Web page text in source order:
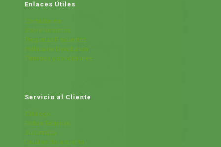
Enlaces Útiles
Contáctanos
Sobre Nosotros
Preguntas Frecuentes
Política de Devolución
Términos y condiciones
Servicio al Cliente
Cátalogo
Fichas Técnicas
Sucursales
Detalles de la cuenta